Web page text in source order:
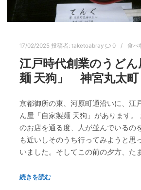
17/02/2025 投稿者: taketoabray 0 食べ
江戸時代創業のうど
麺 天狗」 神宮丸太町
京都御所の東、河原町通沿いに、江
ん屋「自家製麺 天狗」があります。
のお店を通る度、人が並んでいるの
も近いしそのうち行ってみようと思
いました。そしてこの前の夕方、た
続きを読む